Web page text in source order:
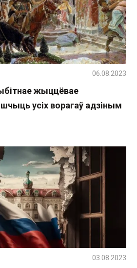
жыццёвае
усіх ворагаў адзіным
06.08.2023
03.08.2023